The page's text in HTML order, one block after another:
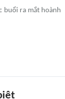
buổi ra mắt hoành